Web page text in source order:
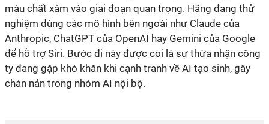
máu chất xám vào giai đoạn quan trọng. Hãng đang thử
nghiệm dùng các mô hình bên ngoài như Claude của
Anthropic, ChatGPT của OpenAI hay Gemini của Google
để hỗ trợ Siri. Bước đi này được coi là sự thừa nhận công
ty đang gặp khó khăn khi cạnh tranh về AI tạo sinh, gây
chán nản trong nhóm AI nội bộ.